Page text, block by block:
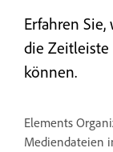
Erfahren
die
können.
Elements
Mediendateien